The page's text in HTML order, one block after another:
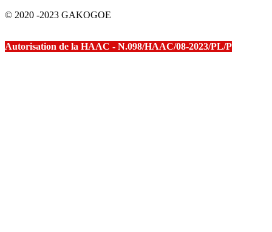
© 2020 -2023 GAKOGOE
Autorisation de la HAAC - N.098/HAAC/08-2023/PL/P